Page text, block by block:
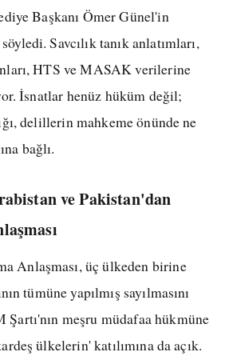
Başkanı Ömer Günel'in
Savcılık tanık anlatımları,
HTS ve MASAK verilerine
İsnatlar henüz hüküm değil;
delillerin mahkeme önünde ne
bağlı.
ve Pakistan'dan
Anlaşması, üç ülkeden birine
tümüne yapılmış sayılmasını
meşru müdafaa hükmüne
ülkelerin' katılımına da açık.